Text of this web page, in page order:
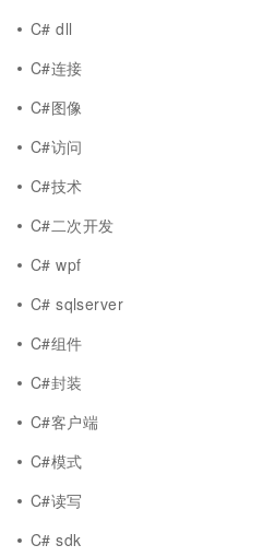
C# dll
C#连接
C#图像
C#访问
C#技术
C#二次开发
C# wpf
C# sqlserver
C#组件
C#封装
C#客户端
C#模式
C#读写
C# sdk